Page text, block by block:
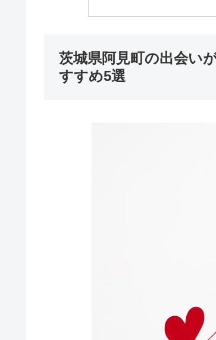
茨城県阿見町の出会い
すすめ5選